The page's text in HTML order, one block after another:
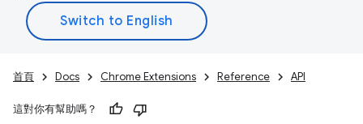
首頁 Docs Chrome Extensions Reference API
這對你有幫助嗎？